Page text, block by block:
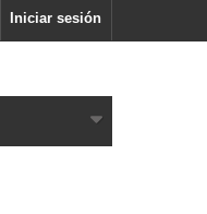
Iniciar sesión